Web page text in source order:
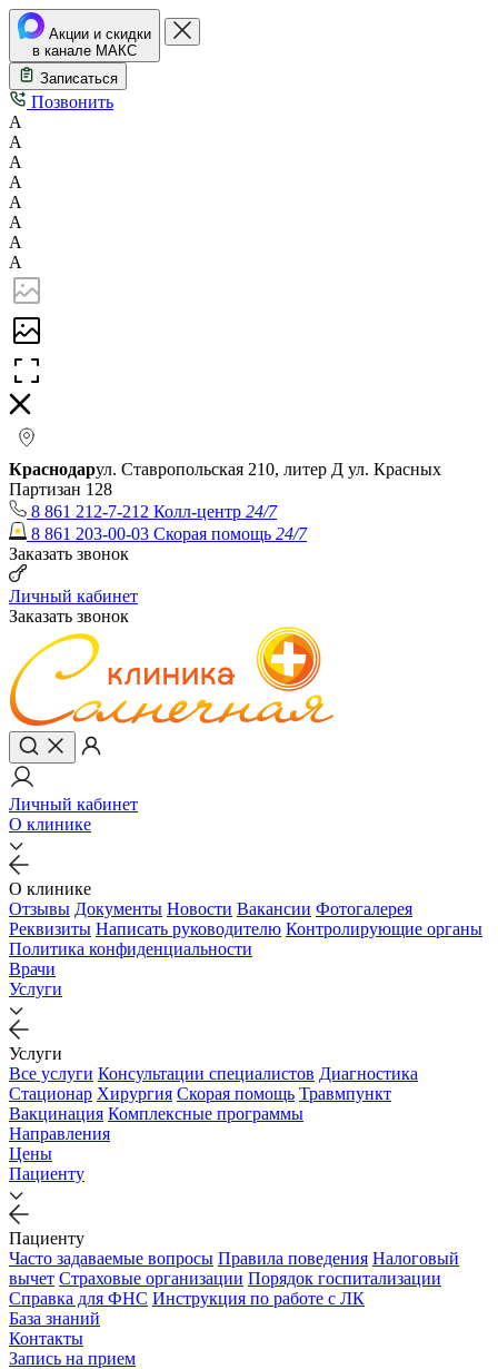
Акции и скидки
в канале МАКС
Записаться
Позвонить
А
А
А
А
А
А
А
А
Краснодарул. Ставропольская 210, литер Д ул. Красных
Партизан 128
8 861 212-7-212 Колл-центр 24/7
8 861 203-00-03 Скорая помощь 24/7
Заказать звонок
Личный кабинет
Заказать звонок
Личный кабинет
О клинике
О клинике
Отзывы Документы Новости Вакансии Фотогалерея
Реквизиты Написать руководителю Контролирующие органы
Политика конфиденциальности
Врачи
Услуги
Услуги
Все услуги Консультации специалистов Диагностика
Стационар Хирургия Скорая помощь Травмпункт
Вакцинация Комплексные программы
Направления
Цены
Пациенту
Пациенту
Часто задаваемые вопросы Правила поведения Налоговый
вычет Страховые организации Порядок госпитализации
Справка для ФНС Инструкция по работе с ЛК
База знаний
Контакты
Запись на прием